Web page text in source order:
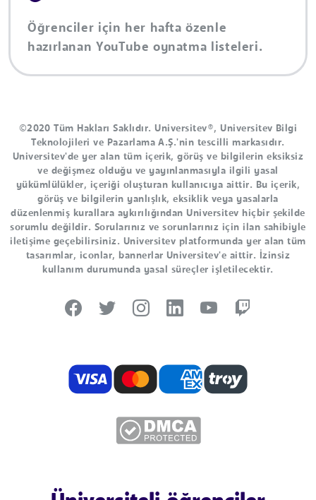
Öğrenciler için her hafta özenle
hazırlanan YouTube oynatma listeleri.
©2020 Tüm Hakları Saklıdır. Universitev®, Universitev Bilgi
Teknolojileri ve Pazarlama A.Ş.'nin tescilli markasıdır.
Universitev'de yer alan tüm içerik, görüş ve bilgilerin eksiksiz
ve değişmez olduğu ve yayınlanmasıyla ilgili yasal
yükümlülükler, içeriği oluşturan kullanıcıya aittir. Bu içerik,
görüş ve bilgilerin yanlışlık, eksiklik veya yasalarla
düzenlenmiş kurallara aykırılığından Universitev hiçbir şekilde
sorumlu değildir. Sorularınız ve sorunlarınız için ilan sahibiyle
iletişime geçebilirsiniz. Universitev platformunda yer alan tüm
tasarımlar, iconlar, bannerlar Universitev'e aittir. İzinsiz
kullanım durumunda yasal süreçler işletilecektir.